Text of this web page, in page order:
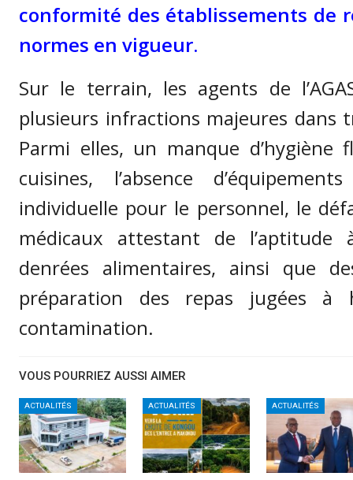
conformité des établissements de
normes en vigueur.
Sur le terrain, les agents de
plusieurs infractions majeures dans
Parmi elles, un manque d’hygiène
cuisines, l’absence
individuelle pour le personnel, le
médicaux attestant de l’aptitude
denrées alimentaires, ainsi que
préparation des repas jugées à
contamination.
VOUS POURRIEZ AUSSI AIMER
ACTUALITÉS ACTUALITÉS ACTUALITÉS